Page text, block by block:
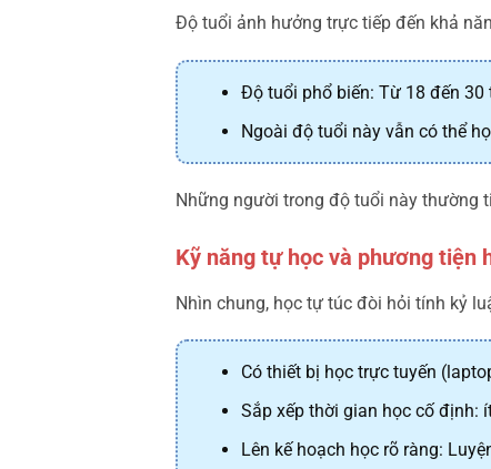
Độ tuổi ảnh hưởng trực tiếp đến khả
Độ tuổi phổ biến: Từ 18 đến 30
Ngoài độ tuổi này vẫn có thể
Những người trong độ tuổi này thường
Kỹ năng tự học và phương tiện
Nhìn chung, học tự túc đòi hỏi tính kỷ
Có thiết bị học trực tuyến
Sắp xếp thời gian học cố định:
Lên kế hoạch học rõ ràng: